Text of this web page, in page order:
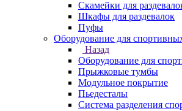
Скамейки для
Шкафы для раздевалок
Пуфы
Оборудование для
Назад
Оборудование для
Прыжковые тумбы
Модульное покрытие
Пьедесталы
Система разделения